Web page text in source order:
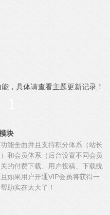
，具体请查看主题更新记录！
块
能全面并且支持积分体系（站长
和会员体系（后台设置不同会员
的付费下载、用户投稿、下载统
如果用户开通VIP会员将获得一
助实在太大了！